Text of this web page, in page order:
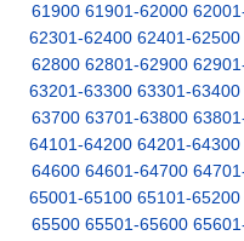
61900 61901-62000
62301-62400 62401-62500
62800 62801-62900
63201-63300 63301-63400
63700 63701-63800
64101-64200 64201-64300
64600 64601-64700
65001-65100 65101-65200
65500 65501-65600